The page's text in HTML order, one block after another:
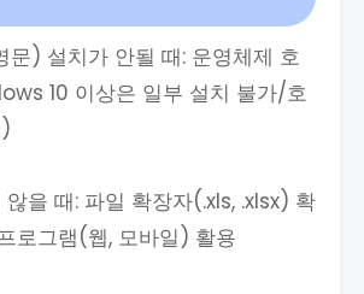
문) 설치가 안될 때: 운영체제 호
10 이상은 일부 설치 불가/호
을 때: 파일 확장자(.xls, .xlsx) 확
로그램(웹, 모바일) 활용